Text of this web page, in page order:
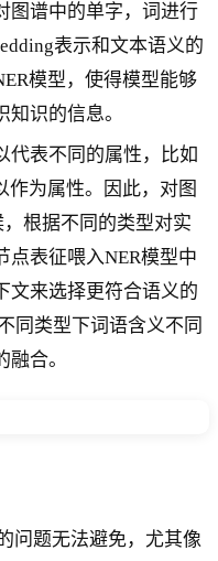
图谱中的单字，词进行
表示和文本语义的
模型，使得模型能够
识的信息。
代表不同的属性，比如
作为属性。因此，对图
根据不同的类型对实
点表征喂入NER模型中
文来选择更符合语义的
同类型下词语含义不同
合。
问题无法避免，尤其像